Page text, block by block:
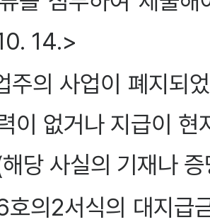
14.>
주의 사업이 폐지되
이 없거나 지급이
당 사실의 기재나
의2서식의 대지급